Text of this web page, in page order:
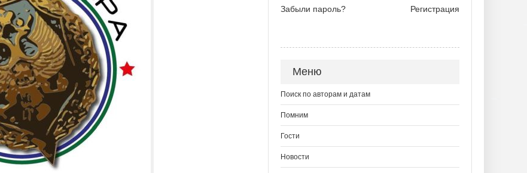
Забыли пароль?
Регистрация
Меню
Поиск по авторам и датам
Помним
Гости
Новости